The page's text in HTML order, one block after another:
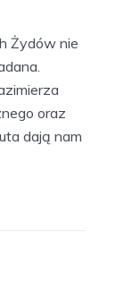
Żydów nie
oraz
dają nam